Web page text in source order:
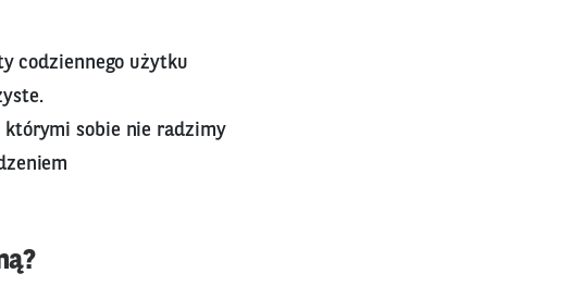
codziennego użytku
sobie nie radzimy